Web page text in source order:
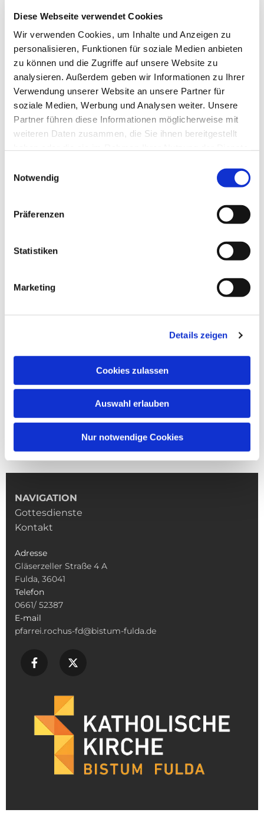
Diese Webseite verwendet Cookies
Wir verwenden Cookies, um Inhalte und Anzeigen zu
personalisieren, Funktionen für soziale Medien anbieten
zu können und die Zugriffe auf unsere Website zu
analysieren. Außerdem geben wir Informationen zu Ihrer
Verwendung unserer Website an unsere Partner für
soziale Medien, Werbung und Analysen weiter. Unsere
Partner führen diese Informationen möglicherweise mit
weiteren Daten zusammen, die Sie ihnen bereitgestellt
Notwendig
Präferenzen
Statistiken
Marketing
Details zeigen
Cookies zulassen
Auswahl erlauben
Nur notwendige Cookies
Dies könnte Sie auch
interessieren
NAVIGATION
Gottesdienste
Kontakt
Adresse
Gläserzeller Straße 4 A
Fulda, 36041
Telefon
0661/ 52387
E-mail
pfarrei.rochus-fd@bistum-fulda.de